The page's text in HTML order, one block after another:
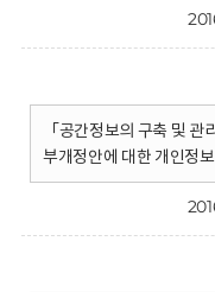
「공간정보의 구축 및
부개정안에 대한 개인정